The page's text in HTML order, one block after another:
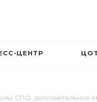
ЦЕНТР
СПО, дополнительное